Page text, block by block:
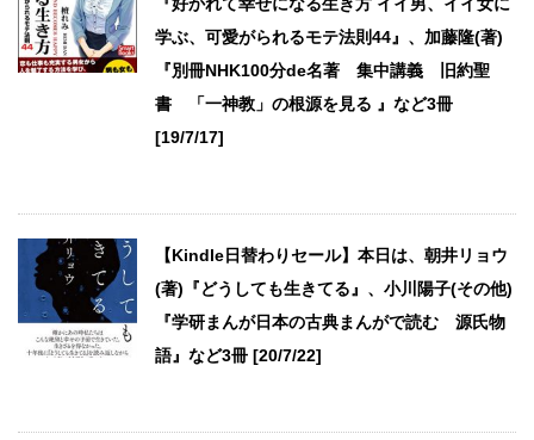
学ぶ、可愛がられるモテ法則44』、加藤隆(著)
『別冊NHK100分de名著 集中講義 旧約聖
書 「一神教」の根源を見る 』など3冊
[19/7/17]
【Kindle日替わりセール】本日は、朝井リョウ
(著)『どうしても生きてる』、小川陽子(その他)
『学研まんが日本の古典まんがで読む 源氏物
語』など3冊 [20/7/22]